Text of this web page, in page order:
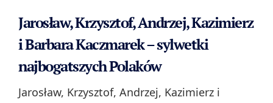
Jarosław, Krzysztof, Andrzej, Kazimierz
i Barbara Kaczmarek – sylwetki
najbogatszych Polaków
Jarosław, Krzysztof, Andrzej, Kazimierz i